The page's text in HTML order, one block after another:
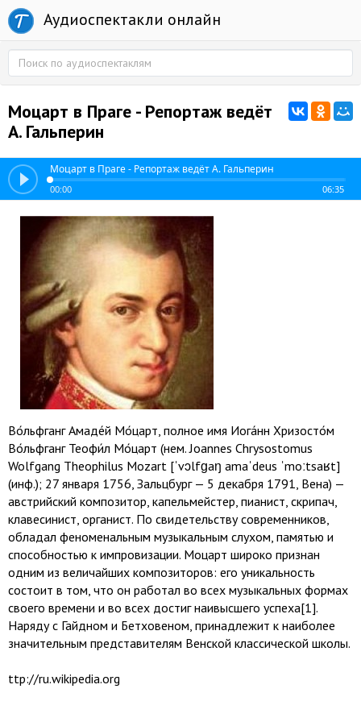
Аудиоспектакли онлайн
Моцарт в Праге - Репортаж ведёт
А. Гальперин
Моцарт в Праге - Репортаж ведёт А. Гальперин
00:00 06:35
Во́льфганг Амаде́й Мо́царт, полное имя Иога́нн Хризосто́м
Во́льфганг Теофи́л Мо́царт (нем. Joannes Chrysostomus
Wolfgang Theophilus Mozart [ˈvɔlfɡaŋ amaˈdeus ˈmoːtsaʁt]
(инф.); 27 января 1756, Зальцбург — 5 декабря 1791, Вена) —
австрийский композитор, капельмейстер, пианист, скрипач,
клавесинист, органист. По свидетельству современников,
обладал феноменальным музыкальным слухом, памятью и
способностью к импровизации. Моцарт широко признан
одним из величайших композиторов: его уникальность
состоит в том, что он работал во всех музыкальных формах
своего времени и во всех достиг наивысшего успеха[1].
Наряду с Гайдном и Бетховеном, принадлежит к наиболее
значительным представителям Венской классической школы.
ttp://ru.wikipedia.org